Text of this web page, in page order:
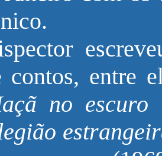
contos, entre
no escuro